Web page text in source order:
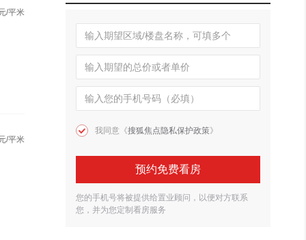
/平米
/平米
我同意《搜狐焦点隐私保护政策》
预约免费看房
您的手机号将被提供给置业顾问，以便对方联系
您，并为您定制看房服务